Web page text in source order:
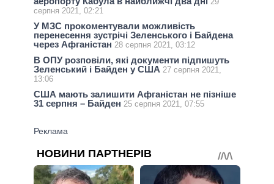
серпня 2021, 02:21
У МЗС прокоментували можливість
перенесення зустрічі Зеленського і Байдена
через Афганістан 28 серпня 2021, 03:12
В ОПУ розповіли, які документи підпишуть
Зеленський і Байден у США 27 серпня 2021,
13:06
США мають залишити Афганістан не пізніше
31 серпня – Байден 25 серпня 2021, 07:55